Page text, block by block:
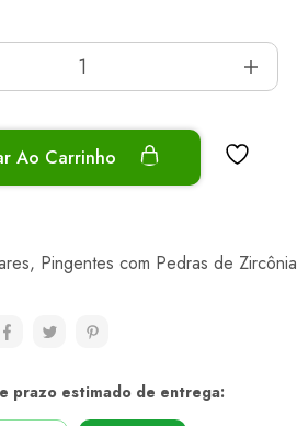
Ao Carrinho
, Pingentes com Pedras de Zircônia
prazo estimado de entrega: